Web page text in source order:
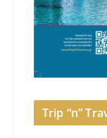
Trip “n”